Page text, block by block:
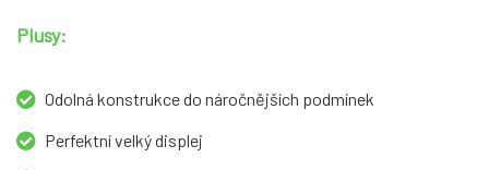
Plusy:
Odolná konstrukce do náročnějších podmínek
Perfektní velký displej